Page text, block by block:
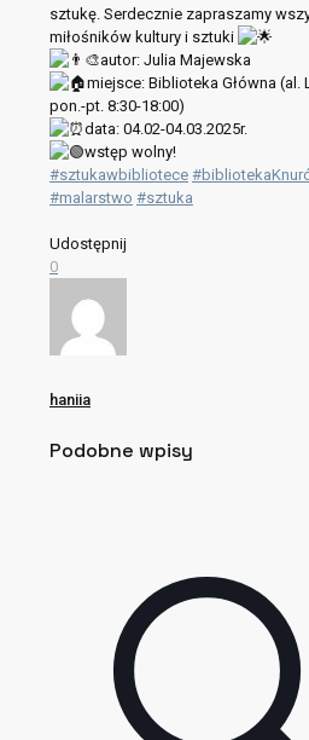
sztukę. Serdecznie zapraszamy
miłośników kultury i sztuki
autor: Julia Majewska
miejsce: Biblioteka Główna (al.
pon.-pt. 8:30-18:00)
data: 04.02-04.03.2025r.
wstęp wolny!
#sztukawbibliotece
#malarstwo #sztuka
Udostępnij
0
haniia
Podobne wpisy